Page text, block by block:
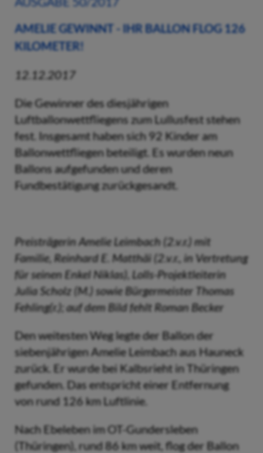
AMELIE GEWINNT - IHR BALLON FLOG 126
KILOMETER!
12.12.2017
Die Gewinner des diesjährigen
Luftballonwettfliegens zum Lullusfest stehen
fest. Insgesamt haben sich 92 Kinder am
Ballonwettfliegen beteiligt. Es wurden neun
Ballons aufgefunden und deren
Fundbestätigung zurückgesandt.
Preisträgerin Amelie Leimbach (2.v.r.) mit
Familie, Reinhard E. Matthäi (2.v.r., in Vertretung
für seinen Enkel Niklas), Lolls-Projektleiterin
Julia Scholz (M.) sowie Bürgermeister Thomas
Fehling(r.); auf dem Bild fehlt Roman Becker
Den weitesten Weg legte der Ballon der
siebenjährigen Amelie Leimbach aus Hauneck
zurück. Er wurde bei Kalbsrieht in Thüringen
gefunden. Das entspricht einer Entfernung
von rund 126 km Luftlinie.
Nach Ebeleben im OT-Gundersleben
(Thüringen), rund 86 km weit, flog der Ballon